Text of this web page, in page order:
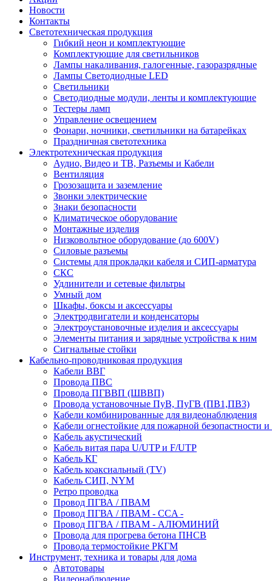
Новости
Контакты
Светотехническая продукция
Гибкий неон и комплектующие
Комплектующие для светильников
Лампы накаливания, галогенные, газоразрядные
Лампы Светодиодные LED
Светильники
Светодиодные модули, ленты и комплектующие
Тестеры ламп
Управление освещением
Фонари, ночники, светильники на батарейках
Праздничная светотехника
Электротехническая продукция
Аудио, Видео и ТВ, Разъемы и Кабели
Вентиляция
Грозозащита и заземление
Звонки электрические
Знаки безопасности
Климатическое оборудование
Монтажные изделия
Низковольтное оборудование (до 600V)
Силовые разъемы
Системы для прокладки кабеля и СИП-арматура
СКС
Удлинители и сетевые фильтры
Умный дом
Шкафы, боксы и аксессуары
Электродвигатели и конденсаторы
Электроустановочные изделия и аксессуары
Элементы питания и зарядные устройства к ним
Сигнальные стойки
Кабельно-проводниковая продукция
Кабели ВВГ
Провода ПВС
Провода ПГВВП (ШВВП)
Провода установочные ПуВ, ПуГВ (ПВ1,ПВ3)
Кабели комбинированные для видеонаблюдения
Кабели огнестойкие для пожарной безопастности
Кабель акустический
Кабель витая пара U/UTP и F/UTP
Кабель КГ
Кабель коаксиальный (TV)
Кабель СИП, NYM
Ретро проводка
Провод ПГВА / ПВАМ
Провод ПГВА / ПВАМ - CCA -
Провод ПГВА / ПВАМ - АЛЮМИНИЙ
Провода для прогрева бетона ПНСВ
Провода термостойкие РКГМ
Инструмент, техника и товары для дома
Автотовары
Видеонаблюдение